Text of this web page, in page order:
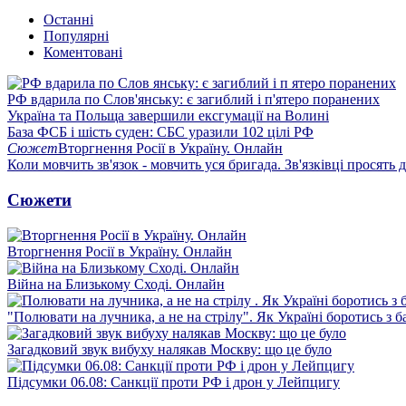
Останні
Популярні
Коментовані
РФ вдарила по Слов'янську: є загиблий і п'ятеро поранених
Україна та Польща завершили ексгумації на Волині
База ФСБ і шість суден: СБС уразили 102 цілі РФ
СюжетВторгнення Росії в Україну. Онлайн
Коли мовчить зв'язок - мовчить уся бригада. Зв'язківці просять
Сюжети
Вторгнення Росії в Україну. Онлайн
Війна на Близькому Сході. Онлайн
"Полювати на лучника, а не на стрілу". Як Україні боротись з
Загадковий звук вибуху налякав Москву: що це було
Підсумки 06.08: Санкції проти РФ і дрон у Лейпцигу